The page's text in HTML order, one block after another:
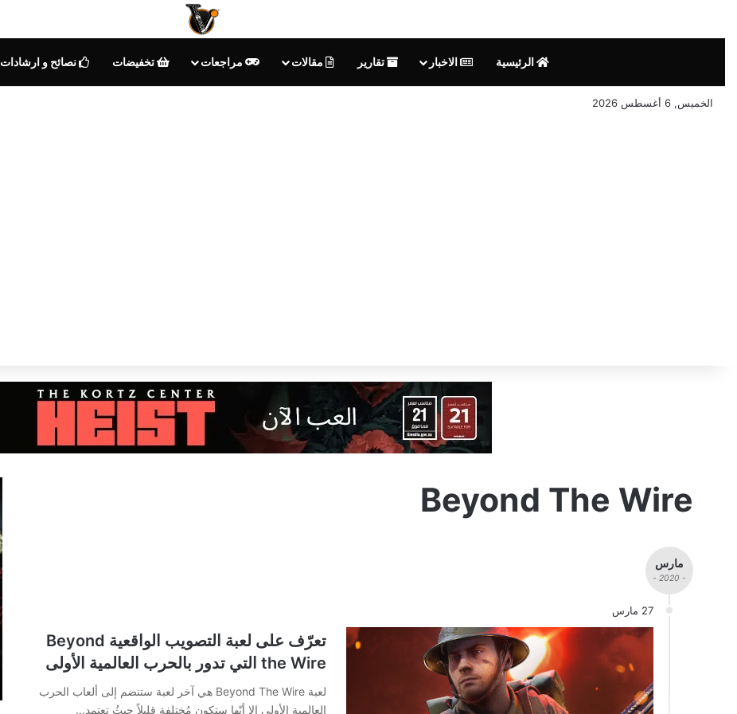
الرئيسية الاخبار تقارير مقالات مراجعات تخفيضات نصائح و ارشادات
الخميس, 6 أغسطس 2026
Beyond The Wire
مارس
- 2020 -
27 مارس
تعرّف على لعبة التصويب الواقعية Beyond
the Wire التي تدور بالحرب العالمية الأولى
لعبة Beyond The Wire هي آخر لعبة ستنضم إلى ألعاب الحرب
العالمية الأولى إلا أنّها ستكون مُختلفة قليلاً حيثُ تعتمد…